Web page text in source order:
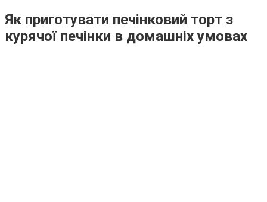
Як приготувати печінковий торт з
курячої печінки в домашніх умовах